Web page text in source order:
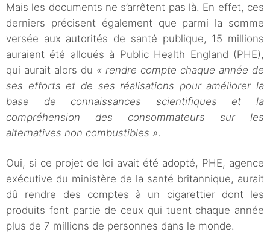
Mais les documents ne s’arrêtent pas là. En effet, ces
derniers précisent également que parmi la somme
versée aux autorités de santé publique, 15 millions
auraient été alloués à Public Health England (PHE),
qui aurait alors du « rendre compte chaque année de
ses efforts et de ses réalisations pour améliorer la
base de connaissances scientifiques et la
compréhension des consommateurs sur les
alternatives non combustibles ».
Oui, si ce projet de loi avait été adopté, PHE, agence
exécutive du ministère de la santé britannique, aurait
dû rendre des comptes à un cigarettier dont les
produits font partie de ceux qui tuent chaque année
plus de 7 millions de personnes dans le monde.